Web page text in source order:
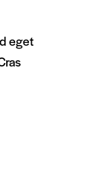
eget